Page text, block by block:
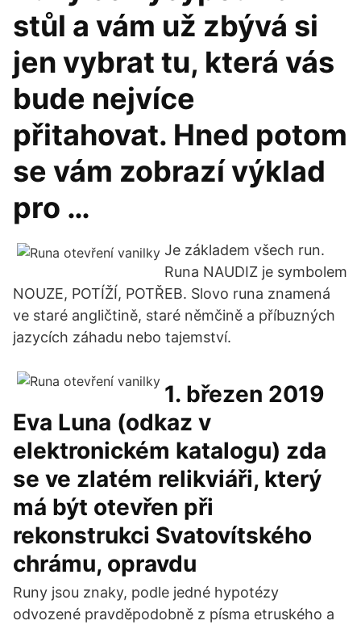
stůl a vám už zbývá si
jen vybrat tu, která vás
bude nejvíce
přitahovat. Hned potom
se vám zobrazí výklad
pro …
Je základem všech run.
Runa NAUDIZ je symbolem
NOUZE, POTÍŽÍ, POTŘEB. Slovo runa znamená
ve staré angličtině, staré němčině a příbuzných
jazycích záhadu nebo tajemství.
1. březen 2019
Eva Luna (odkaz v
elektronickém katalogu) zda
se ve zlatém relikviáři, který
má být otevřen při
rekonstrukci Svatovítského
chrámu, opravdu
Runy jsou znaky, podle jedné hypotézy
odvozené pravděpodobně z písma etruského a